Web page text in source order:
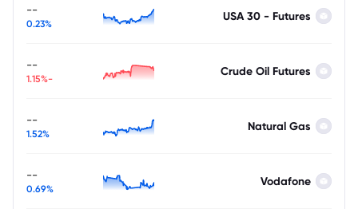
USA 30 - Futures
--
0.23%
Crude Oil Futures
--
-1.15%
Natural Gas
--
1.52%
Vodafone
--
0.69%